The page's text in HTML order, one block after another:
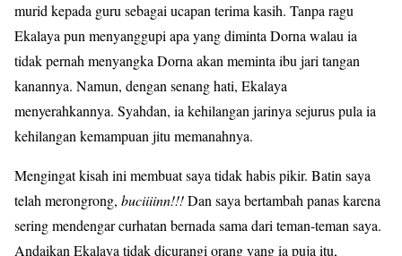
murid kepada guru sebagai ucapan terima kasih. Tanpa ragu
Ekalaya pun menyanggupi apa yang diminta Dorna walau ia
tidak pernah menyangka Dorna akan meminta ibu jari tangan
kanannya. Namun, dengan senang hati, Ekalaya
menyerahkannya. Syahdan, ia kehilangan jarinya sejurus pula ia
kehilangan kemampuan jitu memanahnya.
Mengingat kisah ini membuat saya tidak habis pikir. Batin saya
telah merongrong, buciiiinn!!!Dan saya bertambah panas karena
sering mendengar curhatan bernada sama dari teman-teman saya.
Andaikan Ekalaya tidak dicurangi orang yang ia puja itu,